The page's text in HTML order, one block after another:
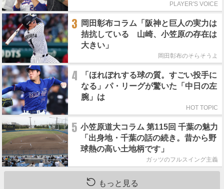
PLAYER'S VOICE
3
岡田彰布コラム「阪神と巨人の実力は
拮抗している 山崎、小笠原の存在は
大きい」
岡田彰布のそらそうよ
4
「ほれぼれする球の質。すごい投手に
なる」パ・リーグが驚いた「中日の左
腕」は
HOT TOPIC
5 小笠原道大コラム 第115回 千葉の魅力
「出身地・千葉の話の続き。昔から野
球熱の高い土地柄です」
ガッツのフルスイング主義
もっと見る